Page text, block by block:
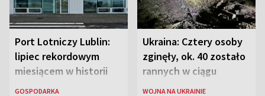
Port Lotniczy Lublin:
lipiec rekordowym
miesiącem w historii
lotniska
GOSPODARKA
Ukraina: Cztery osoby
zginęły, ok. 40 zostało
rannych w ciągu
ostatniej doby w
WOJNA NA UKRAINIE